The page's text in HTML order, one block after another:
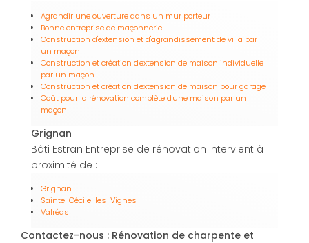
Agrandir une ouverture dans un mur porteur
Bonne entreprise de maçonnerie
Construction d'extension et d'agrandissement de villa par
un maçon
Construction et création d'extension de maison individuelle
par un maçon
Construction et création d'extension de maison pour garage
Coût pour la rénovation complète d'une maison par un
maçon
Grignan
Bâti Estran Entreprise de rénovation intervient à
proximité de :
Grignan
Sainte-Cécile-les-Vignes
Valréas
Contactez-nous : Rénovation de charpente et